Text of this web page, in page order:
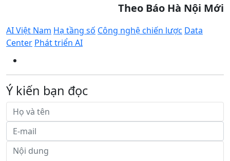
Theo Báo Hà Nội Mới
AI Việt Nam Hạ tầng số Công nghệ chiến lược Data
Center Phát triển AI
Ý kiến bạn đọc